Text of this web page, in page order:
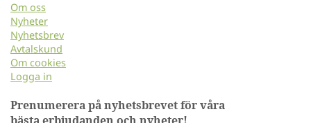
Om oss
Nyheter
Nyhetsbrev
Avtalskund
Om cookies
Logga in
Prenumerera på nyhetsbrevet för våra